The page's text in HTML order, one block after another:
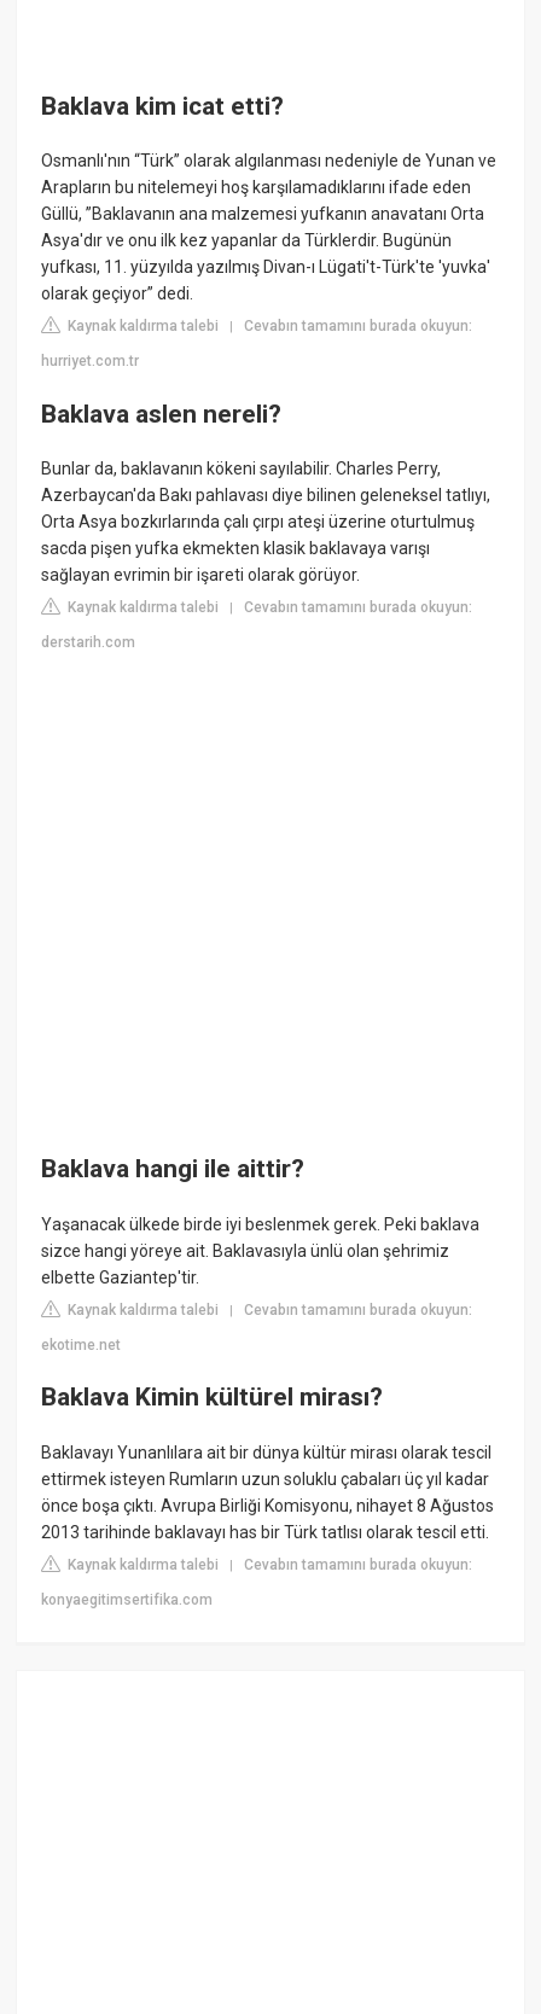
Baklava kim icat etti?
Osmanlı'nın “Türk” olarak algılanması nedeniyle de Yunan ve
Arapların bu nitelemeyi hoş karşılamadıklarını ifade eden
Güllü, ”Baklavanın ana malzemesi yufkanın anavatanı Orta
Asya'dır ve onu ilk kez yapanlar da Türklerdir. Bugünün
yufkası, 11. yüzyılda yazılmış Divan-ı Lügati't-Türk'te 'yuvka'
olarak geçiyor” dedi.
Kaynak kaldırma talebi |Cevabın tamamını burada okuyun:
hurriyet.com.tr
Baklava aslen nereli?
Bunlar da, baklavanın kökeni sayılabilir. Charles Perry,
Azerbaycan'da Bakı pahlavası diye bilinen geleneksel tatlıyı,
Orta Asya bozkırlarında çalı çırpı ateşi üzerine oturtulmuş
sacda pişen yufka ekmekten klasik baklavaya varışı
sağlayan evrimin bir işareti olarak görüyor.
Kaynak kaldırma talebi |Cevabın tamamını burada okuyun:
derstarih.com
Baklava hangi ile aittir?
Yaşanacak ülkede birde iyi beslenmek gerek. Peki baklava
sizce hangi yöreye ait. Baklavasıyla ünlü olan şehrimiz
elbette Gaziantep'tir.
Kaynak kaldırma talebi |Cevabın tamamını burada okuyun:
ekotime.net
Baklava Kimin kültürel mirası?
Baklavayı Yunanlılara ait bir dünya kültür mirası olarak tescil
ettirmek isteyen Rumların uzun soluklu çabaları üç yıl kadar
önce boşa çıktı. Avrupa Birliği Komisyonu, nihayet 8 Ağustos
2013 tarihinde baklavayı has bir Türk tatlısı olarak tescil etti.
Kaynak kaldırma talebi |Cevabın tamamını burada okuyun:
konyaegitimsertifika.com